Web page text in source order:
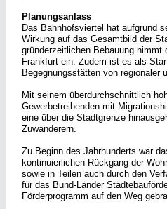
Planungsanlass
Das Bahnhofsviertel hat aufgrund
Wirkung auf das Gesamtbild der
gründerzeitlichen Bebauung
Frankfurt ein. Zudem ist es als
Begegnungsstätten von regionaler
Mit seinem überdurchschnittlich
Gewerbetreibenden mit
eine über die Stadtgrenze
Zuwanderern.
Zu Beginn des Jahrhunderts war
kontinuierlichen Rückgang der
sowie in Teilen auch durch den
für das Bund-Länder
Förderprogramm auf den Weg